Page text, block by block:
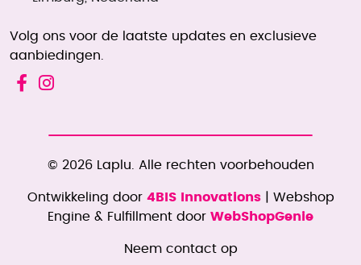
Volg ons voor de laatste updates en exclusieve
aanbiedingen.
© 2026 Laplu. Alle rechten voorbehouden
Ontwikkeling door 4BIS Innovations
| Webshop
Engine & Fulfillment door WebShopGenie
Neem contact op